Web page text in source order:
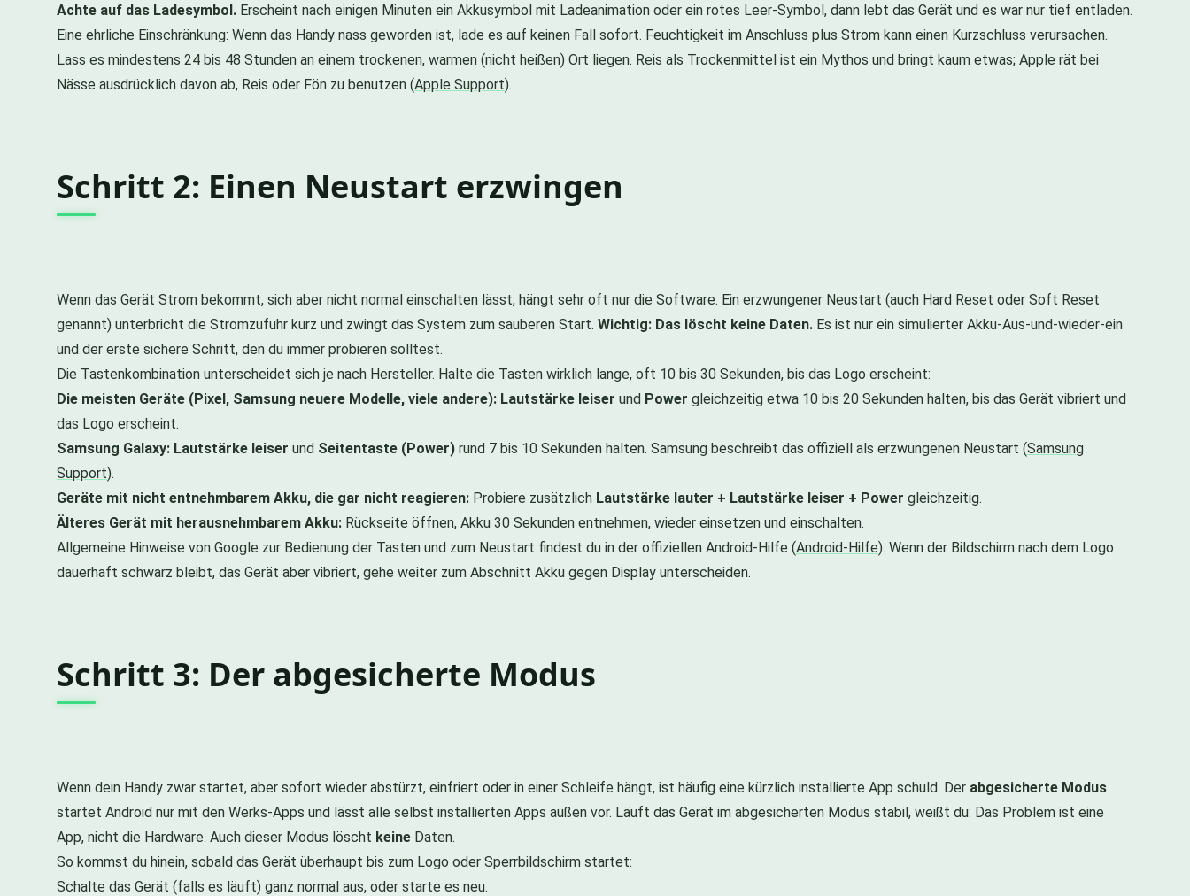
Achte auf das Ladesymbol. Erscheint nach einigen Minuten ein Akkusymbol mit Ladeanimation oder ein rotes Leer-Symbol, dann lebt das Gerät und es war nur tief entladen.
Eine ehrliche Einschränkung: Wenn das Handy nass geworden ist, lade es auf keinen Fall sofort. Feuchtigkeit im Anschluss plus Strom kann einen Kurzschluss verursachen.
Lass es mindestens 24 bis 48 Stunden an einem trockenen, warmen (nicht heißen) Ort liegen. Reis als Trockenmittel ist ein Mythos und bringt kaum etwas; Apple rät bei
Nässe ausdrücklich davon ab, Reis oder Fön zu benutzen (Apple Support).
Schritt 2: Einen Neustart erzwingen
Wenn das Gerät Strom bekommt, sich aber nicht normal einschalten lässt, hängt sehr oft nur die Software. Ein erzwungener Neustart (auch Hard Reset oder Soft Reset
genannt) unterbricht die Stromzufuhr kurz und zwingt das System zum sauberen Start. Wichtig: Das löscht keine Daten. Es ist nur ein simulierter Akku-Aus-und-wieder-ein
und der erste sichere Schritt, den du immer probieren solltest.
Die Tastenkombination unterscheidet sich je nach Hersteller. Halte die Tasten wirklich lange, oft 10 bis 30 Sekunden, bis das Logo erscheint:
Die meisten Geräte (Pixel, Samsung neuere Modelle, viele andere): Lautstärke leiser und Power gleichzeitig etwa 10 bis 20 Sekunden halten, bis das Gerät vibriert und
das Logo erscheint.
Samsung Galaxy: Lautstärke leiser und Seitentaste (Power) rund 7 bis 10 Sekunden halten. Samsung beschreibt das offiziell als erzwungenen Neustart (Samsung
Support).
Geräte mit nicht entnehmbarem Akku, die gar nicht reagieren: Probiere zusätzlich Lautstärke lauter + Lautstärke leiser + Power gleichzeitig.
Älteres Gerät mit herausnehmbarem Akku: Rückseite öffnen, Akku 30 Sekunden entnehmen, wieder einsetzen und einschalten.
Allgemeine Hinweise von Google zur Bedienung der Tasten und zum Neustart findest du in der offiziellen Android-Hilfe (Android-Hilfe). Wenn der Bildschirm nach dem Logo
dauerhaft schwarz bleibt, das Gerät aber vibriert, gehe weiter zum Abschnitt Akku gegen Display unterscheiden.
Schritt 3: Der abgesicherte Modus
Wenn dein Handy zwar startet, aber sofort wieder abstürzt, einfriert oder in einer Schleife hängt, ist häufig eine kürzlich installierte App schuld. Der abgesicherte Modus
startet Android nur mit den Werks-Apps und lässt alle selbst installierten Apps außen vor. Läuft das Gerät im abgesicherten Modus stabil, weißt du: Das Problem ist eine
App, nicht die Hardware. Auch dieser Modus löscht keine Daten.
So kommst du hinein, sobald das Gerät überhaupt bis zum Logo oder Sperrbildschirm startet:
Schalte das Gerät (falls es läuft) ganz normal aus, oder starte es neu.